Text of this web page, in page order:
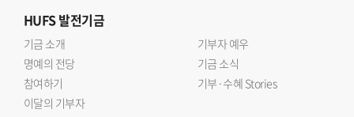
HUFS발전기금
기금 소개
기부자 예우
명예의 전당
기금 소식
참여하기
기부·수혜 Stories
이달의 기부자